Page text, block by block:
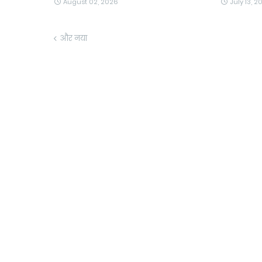
August 02, 2026 July 13,
और नया